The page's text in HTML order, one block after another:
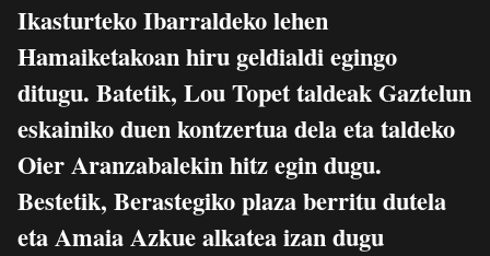
Ikasturteko Ibarraldeko lehen
Hamaiketakoan hiru geldialdi egingo
ditugu. Batetik, Lou Topet taldeak Gaztelun
eskainiko duen kontzertua dela eta taldeko
Oier Aranzabalekin hitz egin dugu.
Bestetik, Berastegiko plaza berritu dutela
eta Amaia Azkue alkatea izan dugu